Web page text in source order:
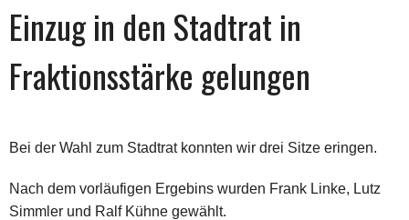
Einzug in den Stadtrat in
Fraktionsstärke gelungen
Bei der Wahl zum Stadtrat konnten wir drei Sitze eringen.
Nach dem vorläufigen Ergebins wurden Frank Linke, Lutz
Simmler und Ralf Kühne gewählt.